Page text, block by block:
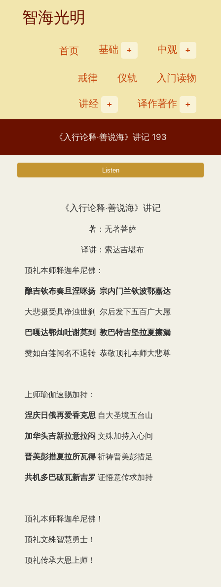
智海光明
首页 基础
中观
戒律
仪轨
入门读物
讲经
译作著作
《入行论释·善说海》讲记 193
《入行论释·善说海》讲记
著：无著菩萨
译讲：索达吉堪布
顶礼本师释迦牟尼佛：
酿吉钦布奏旦涅咪扬 宗内门兰钦波鄂嘉达
大悲摄受具诤浊世刹 尔后发下五百广大愿
巴嘎达鄂灿吐谢莫到 敦巴特吉坚拉夏擦漏
赞如白莲闻名不退转 恭敬顶礼本师大悲尊
上师瑜伽速赐加持：
涅庆日俄再爱香克思 自大圣境五台山
加华头吉新拉意拉闷 文殊加持入心间
晋美彭措夏拉所瓦得祈祷晋美彭措足
共机多巴破瓦新吉罗 证悟意传求加持
顶礼本师释迦牟尼佛！
顶礼文殊智慧勇士！
顶礼传承大恩上师！